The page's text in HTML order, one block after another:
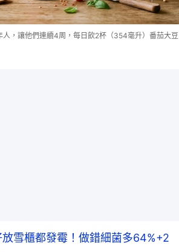
人，讓他們連續4周，每日飲2杯（354毫升）番茄大豆
雪櫃都發霉！做錯細菌多64%+2